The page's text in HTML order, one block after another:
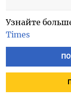
Узнайте
Times